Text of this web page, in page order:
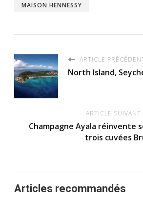
MAISON HENNESSY
ARTICLE
North Island,
ARTICLE SUIVANT
Champagne Ayala réinvente
trois cuvées
Articles recommandés